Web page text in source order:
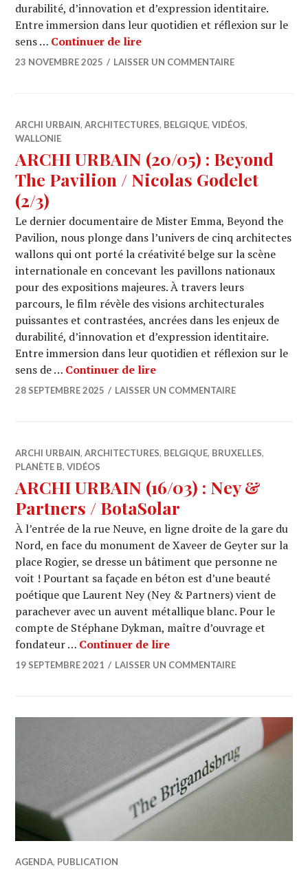
durabilité, d’innovation et d’expression identitaire.
Entre immersion dans leur quotidien et réflexion sur le
sens … Continuer de lireARCHI URBAIN (20/11) :
23 NOVEMBRE 2025 LAISSER UN COMMENTAIRE
ARCHI URBAIN,ARCHITECTURES, BELGIQUE,VIDÉOS,
WALLONIE
ARCHI URBAIN (20/05) : Beyond
The Pavilion / Nicolas Godelet
(2/3)
Le dernier documentaire de Mister Emma, Beyond the
Pavilion, nous plonge dans l’univers de cinq architectes
wallons qui ont porté la créativité belge sur la scène
internationale en concevant les pavillons nationaux
pour des expositions majeures. À travers leurs
parcours, le film révèle des visions architecturales
puissantes et contrastées, ancrées dans les enjeux de
durabilité, d’innovation et d’expression identitaire.
Entre immersion dans leur quotidien et réflexion sur le
sens de … Continuer de lireARCHI URBAIN (20/05) :
28 SEPTEMBRE 2025 LAISSER UN COMMENTAIRE
ARCHI URBAIN,ARCHITECTURES, BELGIQUE, BRUXELLES,
PLANÈTE B,VIDÉOS
ARCHI URBAIN (16/03) : Ney &
Partners / BotaSolar
À l’entrée de la rue Neuve, en ligne droite de la gare du
Nord, en face du monument de Xaveer de Geyter sur la
place Rogier, se dresse un bâtiment que personne ne
voit ! Pourtant sa façade en béton est d’une beauté
poétique que Laurent Ney (Ney & Partners) vient de
parachever avec un auvent métallique blanc. Pour le
compte de Stéphane Dykman, maître d’ouvrage et
fondateur … Continuer de lireARCHI URBAIN (16/03) :
19 SEPTEMBRE 2021 LAISSER UN COMMENTAIRE
AGENDA, PUBLICATION